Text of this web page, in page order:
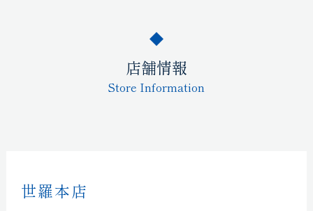
店舗情報
Store Information
世羅本店